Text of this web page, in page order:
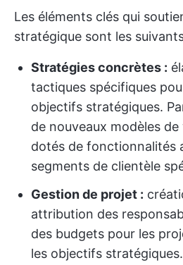
Les éléments clés qui
stratégique sont les
Stratégies concrètes :
tactiques spécifiques
objectifs stratégiques.
de nouveaux modèles
dotés de fonctionnalités
segments de clientèle
Gestion de projet :
attribution des
des budgets pour les
les objectifs